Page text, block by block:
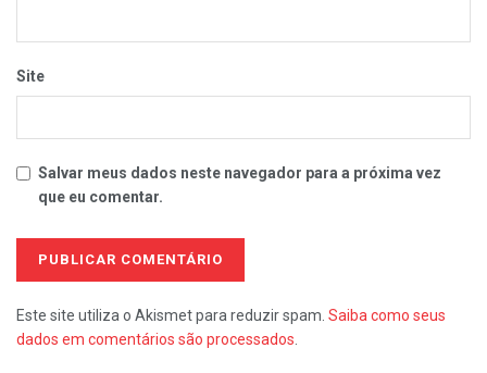
Site
Salvar meus dados neste navegador para a próxima vez
que eu comentar.
Este site utiliza o Akismet para reduzir spam. Saiba como seus
dados em comentários são processados.